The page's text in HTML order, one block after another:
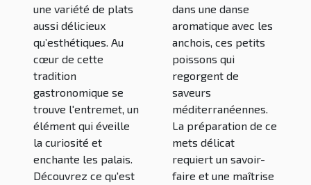
une variété de plats
aussi délicieux
qu’esthétiques. Au
cœur de cette
tradition
gastronomique se
trouve l'entremet, un
élément qui éveille
la curiosité et
enchante les palais.
Découvrez ce qu'est
dans une danse
aromatique avec les
anchois, ces petits
poissons qui
regorgent de
saveurs
méditerranéennes.
La préparation de ce
mets délicat
requiert un savoir-
faire et une maîtrise